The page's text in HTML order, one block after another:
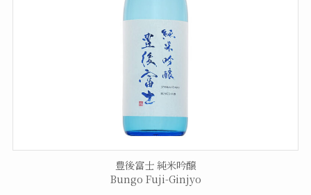
豊後富士 純米吟醸
Bungo Fuji-Ginjyo